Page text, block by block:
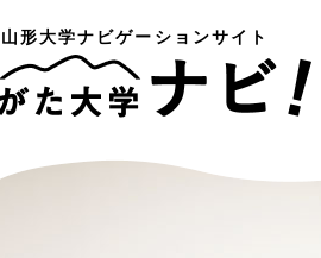
山形大学ナビゲーションサイト